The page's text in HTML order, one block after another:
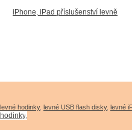
iPhone, iPad příslušenství levně
levné hodinky, levné USB flash disky, levné
hodinky,